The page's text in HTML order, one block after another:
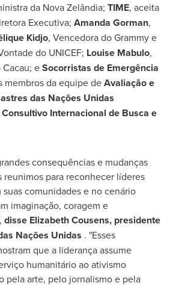
da Nova Zelândia; TIME, aceita
Executiva; Amanda Gorman,
Kidjo, Vencedora do Grammy e
do UNICEF; Louise Mabulo,
eSocorristas de Emergência
membros da equipe deAvaliação e
das Nações Unidas
Internacional de Busca e
consequências e mudanças
reunimos para reconhecer líderes
comunidades e no cenário
imaginação, coragem e
disse Elizabeth Cousens, presidente
Nações Unidas . "Esses
que a liderança assume
humanitário ao ativismo
pela arte, pelo jornalismo e pela